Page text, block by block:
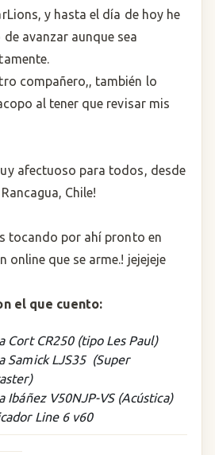
y hasta el día de hoy he
avanzar aunque sea
compañero,, también lo
al tener que revisar mis
afectuoso para todos, desde
Chile!
tocando por ahí pronto en
online que se arme.! jejejeje
el que cuento:
Cort CR250 (tipo Les Paul)
Samick LJS35 (Super
Ibáñez V50NJP-VS (Acústica)
Line 6 v60